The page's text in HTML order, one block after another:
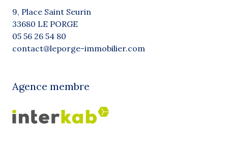
9, Place Saint Seurin
33680 LE PORGE
05 56 26 54 80
contact@leporge-immobilier.com
Agence membre